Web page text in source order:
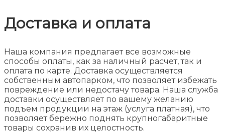
Доставка и оплата
Наша компания предлагает все возможные
способы оплаты, как за наличный расчет, так и
оплата по карте. Доставка осуществляется
собственным автопарком, что позволяет избежать
повреждение или недостачу товара. Наша служба
доставки осуществляет по вашему желанию
подъем продукции на этаж (услуга платная), что
позволяет бережно поднять крупногабаритные
товары сохранив их целостность.